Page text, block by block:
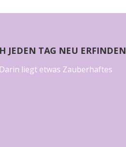
JEDEN TAG NEU ERFINDEN
liegt etwas Zauberhaftes